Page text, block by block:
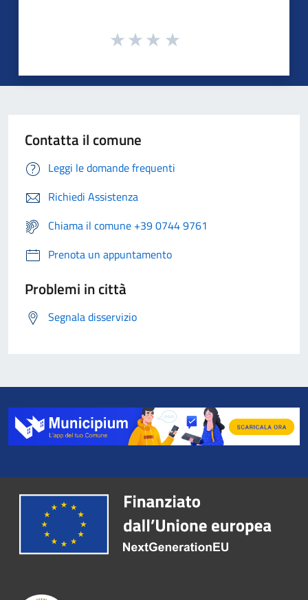
Contatta il comune
Leggi le domande frequenti
Richiedi Assistenza
Chiama il comune +39 0744 9761
Prenota un appuntamento
Problemi in città
Segnala disservizio